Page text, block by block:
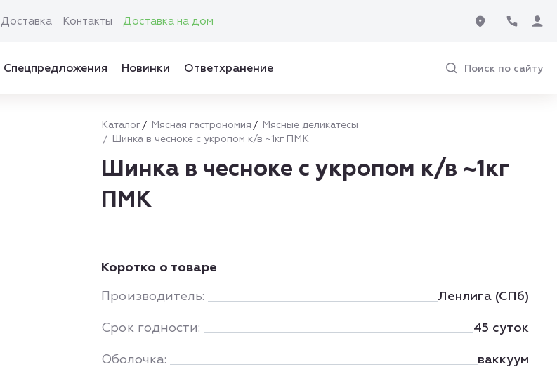
Доставка Контакты Доставка на дом
Спецпредложения Новинки Ответхранение Поиск по сайту
Каталог Мясная гастрономия
Мясные деликатесы
Шинка в чесноке с укропом к/в ~1кг ПМК
Шинка в чесноке с укропом к/в ~1кг
ПМК
Коротко о товаре
Производитель:
Ленлига (СПб)
Срок годности:
45 суток
Оболочка:
ваккуум